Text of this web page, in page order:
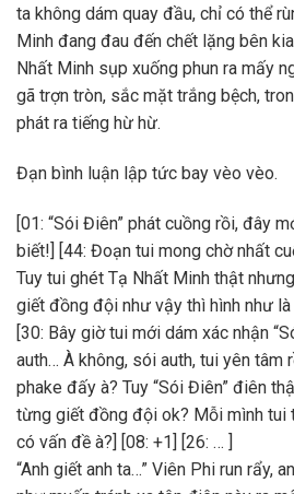
ta không dám quay đầu, chỉ có thể
Minh đang đau đến chết lặng bên
Nhất Minh sụp xuống phun ra mấy
gã trợn tròn, sắc mặt trắng bệch,
phát ra tiếng hừ hừ.
Đạn bình luận lập tức bay vèo vèo.
[01: “Sói Điên” phát cuồng rồi, đây
biết!] [44: Đoạn tui mong chờ nhất
Tuy tui ghét Tạ Nhất Minh thật
giết đồng đội như vậy thì hình như là
[30: Bây giờ tui mới dám xác nhận
auth… À không, sói auth, tui yên tâm
phake đấy à? Tuy “Sói Điên” điên
từng giết đồng đội ok? Mỗi mình tui
có vấn đề à?] [08: +1] [26: … ]
“Anh giết anh ta…” Viên Phi run rẩy,